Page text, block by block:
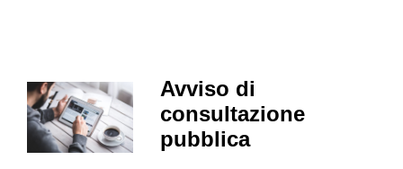
Avviso di
consultazione
pubblica